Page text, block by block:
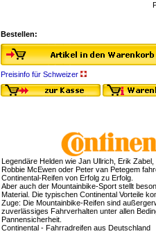
Bestellen:
Preisinfo für Schweizer
Legendäre Helden wie Jan Ullrich, Erik
Robbie McEwen oder Peter van Petegem
Continental-Reifen von Erfolg zu Erfolg.
Aber auch der Mountainbike-Sport stellt
Material. Die typischen Continental Vorteile
Zuge: Die Mountainbike-Reifen sind
zuverlässiges Fahrverhalten unter allen
Pannensicherheit.
Continental - Fahrradreifen aus Deutschland